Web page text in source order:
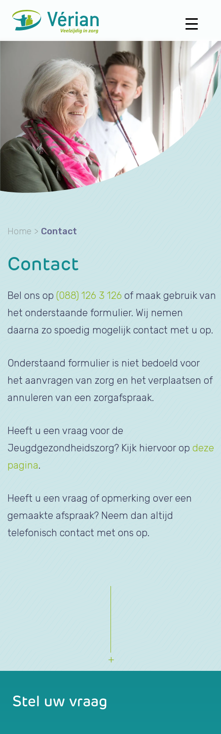
Home > Contact
Contact
Bel ons op (088) 126 3 126 of maak gebruik van
het onderstaande formulier. Wij nemen
daarna zo spoedig mogelijk contact met u op.
Onderstaand formulier is niet bedoeld voor
het aanvragen van zorg en het verplaatsen of
annuleren van een zorgafspraak.
Heeft u een vraag voor de
Jeugdgezondheidszorg? Kijk hiervoor op deze
pagina.
Heeft u een vraag of opmerking over een
gemaakte afspraak? Neem dan altijd
telefonisch contact met ons op.
Stel uw vraag